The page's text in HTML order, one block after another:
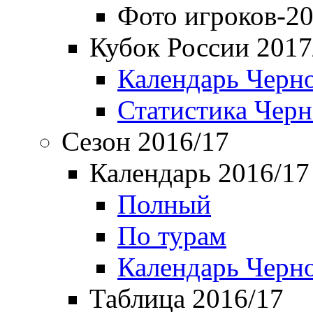
Фото игроков-
Кубок России
Календарь
Статистика
Сезон 2016/17
Календарь 2016/17
Полный
По турам
Календарь
Таблица 2016/17